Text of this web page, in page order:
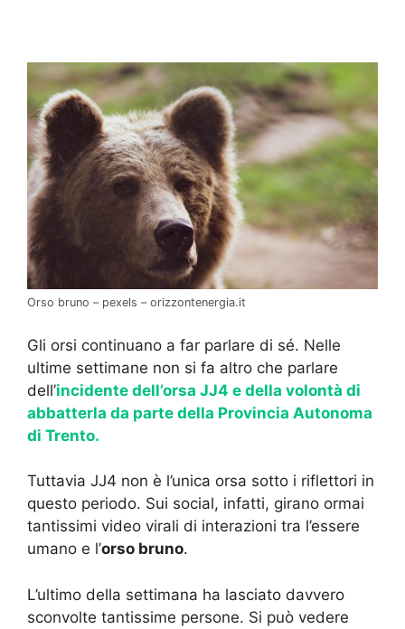
Orso bruno – pexels – orizzontenergia.it
Gli orsi continuano a far parlare di sé. Nelle
ultime settimane non si fa altro che parlare
dell’incidente dell’orsa JJ4 e della volontà di
abbatterla da parte della Provincia Autonoma
di Trento.
Tuttavia JJ4 non è l’unica orsa sotto i riflettori in
questo periodo. Sui social, infatti, girano ormai
tantissimi video virali di interazioni tra l’essere
umano e l’orso bruno.
L’ultimo della settimana ha lasciato davvero
sconvolte tantissime persone. Si può vedere